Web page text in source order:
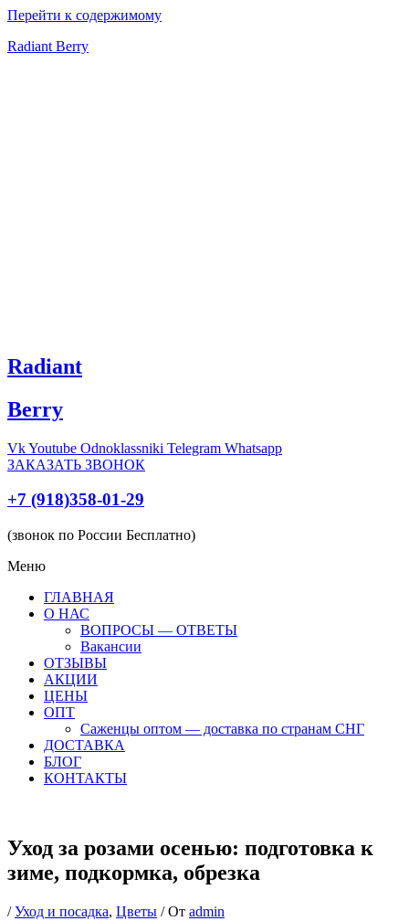
Перейти к содержимому
Radiant Berry
Radiant
Berry
VkYoutube Odnoklassniki Telegram Whatsapp
ЗАКАЗАТЬ ЗВОНОК
+7 (918)358-01-29
(звонок по России Бесплатно)
Меню
ГЛАВНАЯ
О НАС
ВОПРОСЫ — ОТВЕТЫ
Вакансии
ОТЗЫВЫ
АКЦИИ
ЦЕНЫ
ОПТ
Саженцы оптом — доставка по странам СНГ
ДОСТАВКА
БЛОГ
КОНТАКТЫ
Уход за розами осенью: подготовка к
зиме, подкормка, обрезка
/Уход и посадка, Цветы / От admin